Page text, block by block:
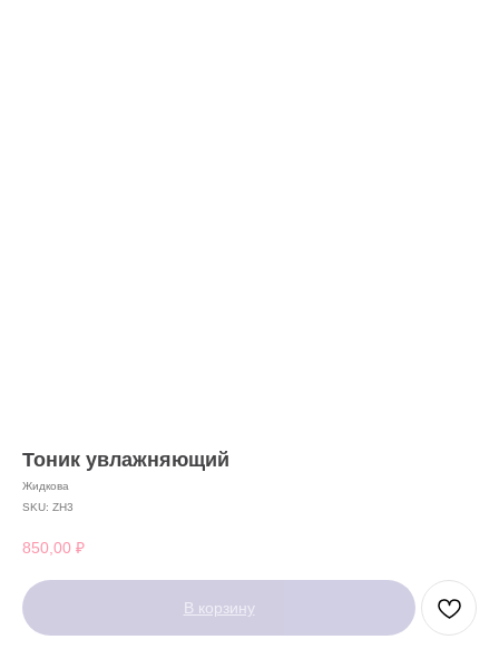
Тоник увлажняющий
Жидкова
SKU: ZH3
850,00 ₽
В корзину